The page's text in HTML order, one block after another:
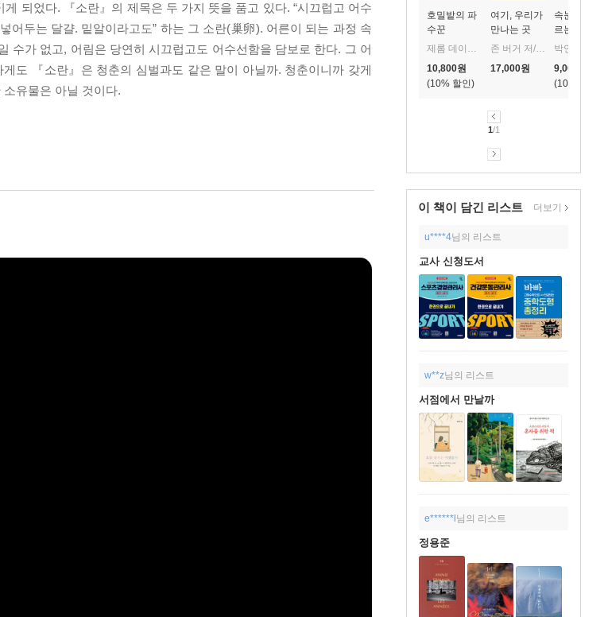
호밀밭의 파
수꾼
제롬 데이비드 샐린저 저/공경희 역
10%
10,800원
여기, 우리가
만나는 곳
존 버거 저/강수정 역
17,000원
속눈썹이 지
르는 비명
박연준 저
10
9,000
1/1
이 책이 담긴 리스트 더보기
u****4님의 리스트
교사 신청도서
w**z님의 리스트
서점에서 만날까
e******l님의 리스트
정용준
되었다. 『소란』의 제목은 두 가지 뜻을 품고 있다. “시끄럽고 어수
어두는 달걀. 밑알이라고도” 하는 그 소란(巢卵). 어른이 되는 과정 속
수가 없고, 어림은 당연히 시끄럽고도 어수선함을 담보로 한다. 그 어
도 『소란』은 청춘의 심벌과도 같은 말이 아닐까. 청춘이니까 갖게
유물은 아닐 것이다.